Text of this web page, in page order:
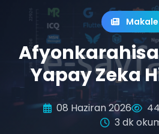
Makale
Yapay Zeka
08 Haziran 2026
3 dk